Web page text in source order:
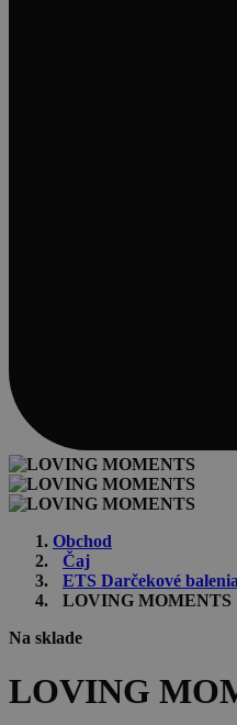
Obchod
Čaj
ETS Darčekové balenia
LOVING MOMENTS
Na sklade
LOVING